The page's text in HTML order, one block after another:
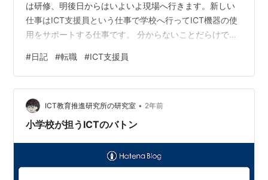
は研修、明後日からはいよいよ現場へ行きます。新しい
仕事はICT支援員という仕事で学校へ行ってICT機器の使
用をサポートする仕事です。 分からないことだらけで不
考えて仕事に取り組めたらいいなと思います。せっかく
有料プランなのに全然更新できてなくて焦ったんだけ
ど、これ以上書かないとその焦りすらなくなっていまま
でのブログが無駄になってしまうような気がして今キー
ボードを叩いています。 仕事が始まって落ち着いたらブ
#日記 #転職 #ICT支援員
ICT教育推進研究所の研究室 • 2年前
小学校が担うICTのバトン